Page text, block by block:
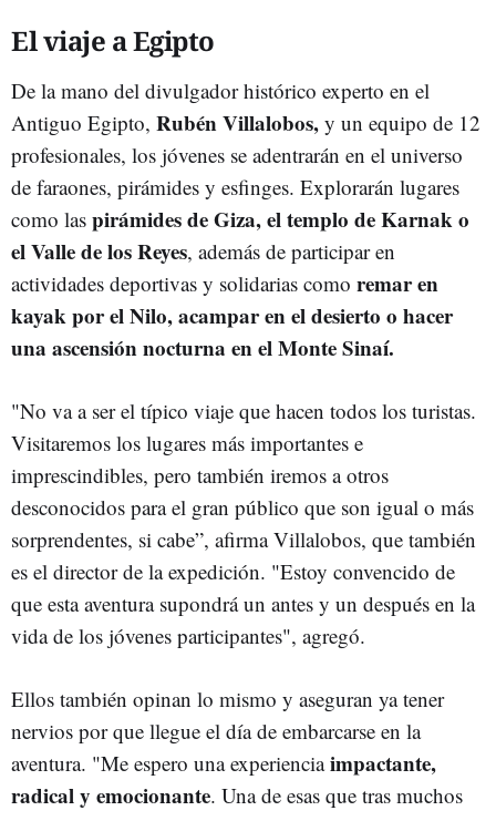
El viaje a Egipto
De la mano del divulgador histórico experto en el
Antiguo Egipto, Rubén Villalobos, y un equipo de 12
profesionales, los jóvenes se adentrarán en el universo
de faraones, pirámides y esfinges. Explorarán lugares
como las pirámides de Giza, el templo de Karnak o
el Valle de los Reyes, además de participar en
actividades deportivas y solidarias como remar en
kayak por el Nilo, acampar en el desierto o hacer
una ascensión nocturna en el Monte Sinaí.
"No va a ser el típico viaje que hacen todos los turistas.
Visitaremos los lugares más importantes e
imprescindibles, pero también iremos a otros
desconocidos para el gran público que son igual o más
sorprendentes, si cabe”, afirma Villalobos, que también
es el director de la expedición. "Estoy convencido de
que esta aventura supondrá un antes y un después en la
vida de los jóvenes participantes", agregó.
Ellos también opinan lo mismo y aseguran ya tener
nervios por que llegue el día de embarcarse en la
aventura. "Me espero una experienciaimpactante,
radical y emocionante. Una de esas que tras muchos